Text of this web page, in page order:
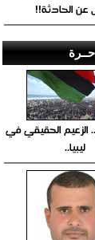
الحادثة!!
الزعيم الحقيقي في
ليبيا..